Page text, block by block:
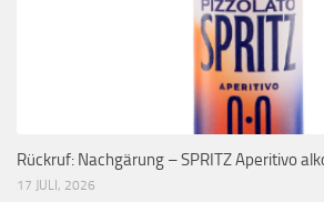
Rückruf: Nachgärung – SPRITZ Aperitivo
17 JULI, 2026